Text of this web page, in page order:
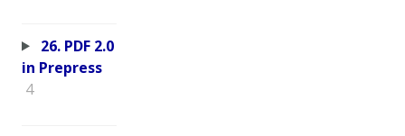
26. PDF 2.0
in Prepress
4